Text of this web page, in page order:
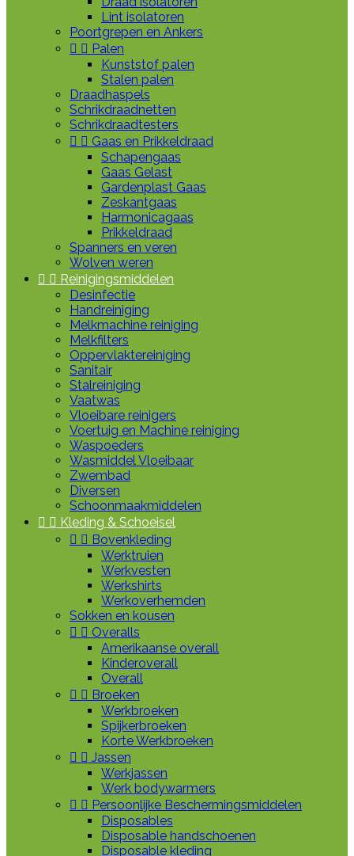
Lint isolatoren
Poortgrepen en Ankers
  Palen
Kunststof palen
Stalen palen
Draadhaspels
Schrikdraadnetten
Schrikdraadtesters
  Gaas en Prikkeldraad
Schapengaas
Gaas Gelast
Gardenplast Gaas
Zeskantgaas
Harmonicagaas
Prikkeldraad
Spanners en veren
Wolven weren
  Reinigingsmiddelen
Desinfectie
Handreiniging
Melkmachine reiniging
Melkfilters
Oppervlaktereiniging
Sanitair
Stalreiniging
Vaatwas
Vloeibare reinigers
Voertuig en Machine reiniging
Waspoeders
Wasmiddel Vloeibaar
Zwembad
Diversen
Schoonmaakmiddelen
  Kleding & Schoeisel
  Bovenkleding
Werktruien
Werkvesten
Werkshirts
Werkoverhemden
Sokken en kousen
  Overalls
Amerikaanse overall
Kinderoverall
Overall
  Broeken
Werkbroeken
Spijkerbroeken
Korte Werkbroeken
  Jassen
Werkjassen
Werk bodywarmers
  Persoonlijke Beschermingsmiddelen
Disposables
Disposable handschoenen
Disposable kleding